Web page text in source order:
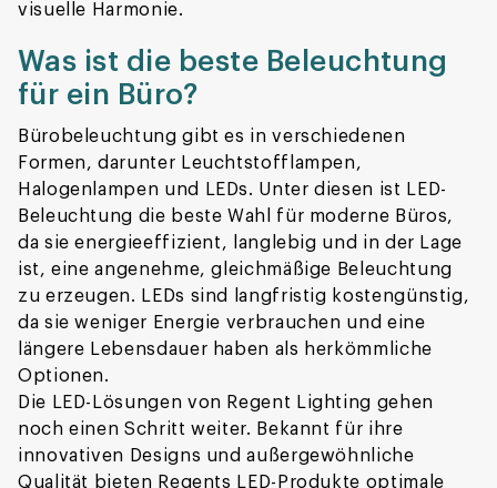
visuelle Harmonie.
Was ist die beste Beleuchtung
für ein Büro?
Bürobeleuchtung gibt es in verschiedenen
Formen, darunter Leuchtstofflampen,
Halogenlampen und LEDs. Unter diesen ist LED-
Beleuchtung die beste Wahl für moderne Büros,
da sie energieeffizient, langlebig und in der Lage
ist, eine angenehme, gleichmäßige Beleuchtung
zu erzeugen. LEDs sind langfristig kostengünstig,
da sie weniger Energie verbrauchen und eine
längere Lebensdauer haben als herkömmliche
Optionen.
Die LED-Lösungen von Regent Lighting gehen
noch einen Schritt weiter. Bekannt für ihre
innovativen Designs und außergewöhnliche
Qualität bieten Regents LED-Produkte optimale